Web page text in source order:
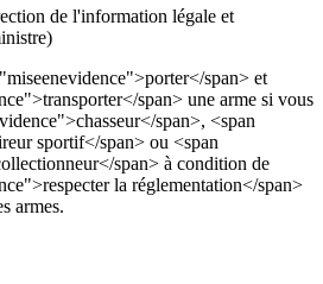
de l'information légale et
span> et
span> une arme si vous
span>, <span
sportif</span> ou <span
span> à condition de
la réglementation</span>
armes.